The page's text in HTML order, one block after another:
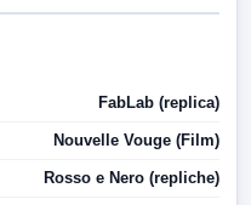
FabLab (replica)
Nouvelle Vouge (Film)
Rosso e Nero (repliche)